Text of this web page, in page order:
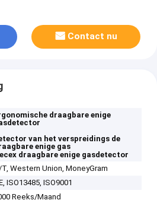
Contact nu
draagbare enige
van het verspreidings de
enige gas
draagbare enige gasdetector
Western Union, MoneyGram
ISO13485, ISO9001
Reeks/Maand